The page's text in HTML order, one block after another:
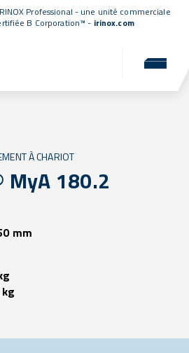
Professional - une unité commerciale
B Corporation™ - irinox.com
À CHARIOT
180.2
mm